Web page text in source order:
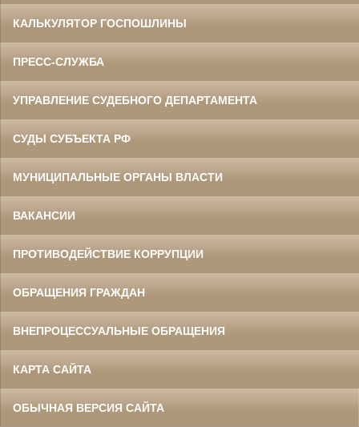
КАЛЬКУЛЯТОР ГОСПОШЛИНЫ
ПРЕСС-СЛУЖБА
УПРАВЛЕНИЕ СУДЕБНОГО ДЕПАРТАМЕНТА
СУДЫ СУБЪЕКТА РФ
МУНИЦИПАЛЬНЫЕ ОРГАНЫ ВЛАСТИ
ВАКАНСИИ
ПРОТИВОДЕЙСТВИЕ КОРРУПЦИИ
ОБРАЩЕНИЯ ГРАЖДАН
ВНЕПРОЦЕССУАЛЬНЫЕ ОБРАЩЕНИЯ
КАРТА САЙТА
ОБЫЧНАЯ ВЕРСИЯ САЙТА